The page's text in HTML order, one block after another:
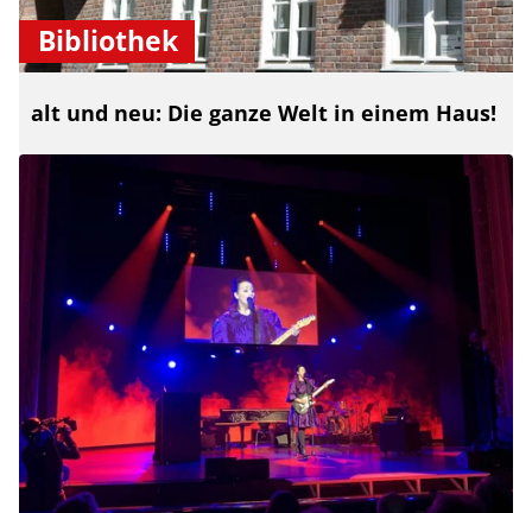
Bibliothek
alt und neu: Die ganze Welt in einem Haus!